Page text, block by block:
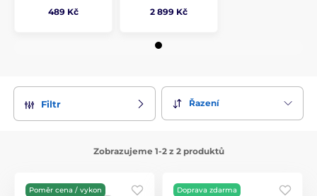
489 Kč
2 899 Kč
Filtr Řazení
Zobrazujeme 1-2 z 2 produktů
Poměr cena / vykon
Doprava zdarma